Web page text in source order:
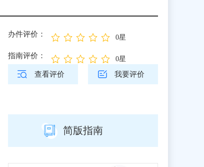
办件评价： 0星
指南评价： 0星
查看评价 我要评价
简版指南